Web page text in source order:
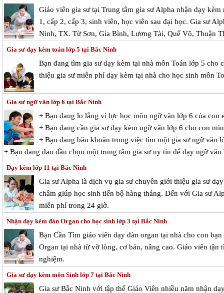
Giáo viên gia sư tại Trung tâm gia sư Alpha nhận dạy
1, cấp 2, cấp 3, sinh viên, học viên sau đại học. Gia sư
Ninh, TX. Từ Sơn, Gia Bình, Lương Tài, Quế Võ, Thuận
Gia sư dạy kèm toán lớp 5 tại Bắc Ninh
Bạn đang tìm gia sư dạy kèm tại nhà môn Toán lớp 5 cho
thiệu gia sư miễn phí dạy kèm tại nhà cho học sinh môn
Gia sư ngữ văn lớp 6 tại Bắc Ninh
+ Bạn đang lo lắng vì lực học môn ngữ văn lớp 6 của con
+ Bạn đang cần gia sư dạy kèm ngữ văn lớp 6 cho con
+ Bạn đang băn khoăn trong việc tìm một gia sư ngữ văn
+ Bạn đang đau đầu chọn một trung tâm gia sư uy tín để dạy ngữ
Dạy kèm lớp 11 tại Bắc Ninh
Gia sư Alpha là dịch vụ gia sư chuyên giới thiệu gia sư
châm giúp học sinh tiến bộ hàng tháng. Đến với Gia sư
miễn phí trong 24 giờ.
Nhận dạy kèm đàn Organ cho học sinh lớp 3 tại Bắc Ninh
Bạn Cần Tìm giáo viên dạy đàn organ tại nhà cho con
Organ tại nhà từ vỡ lòng, cơ bản, nâng cao. Giáo viên
nghiệm.
Gia sư dạy kèm môn Sinh lớp 7 tại Bắc Ninh
Gia sư Bắc Ninh với tập thể Giáo Viên nhiều năm nhận